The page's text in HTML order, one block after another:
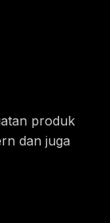
produk
dan juga